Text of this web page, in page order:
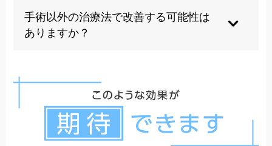
も発症しやすい傾向があります。
のストレッチ（片膝立ちでの前傾）、広背筋のス
トレッチ（四つ這いで胸を床に近づける）などが
効果的です。ただし、痛みが強い場合は無理に行
ます。
手術以外の治療法で改善する可能性は
ありますか？
ーション、物理療法など）で改善します。特に早
期の段階で適切な治療を開始すれば、手術なしで
回復する可能性は高いです。難治性の場合でも、
カイロプラクティックなどの手技療法が効果を発
揮することがあります。